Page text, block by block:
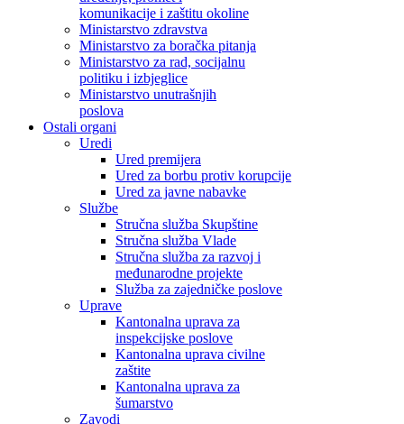
komunikacije i zaštitu okoline
Ministarstvo zdravstva
Ministarstvo za boračka pitanja
Ministarstvo za rad, socijalnu
politiku i izbjeglice
Ministarstvo unutrašnjih
poslova
Ostali organi
Uredi
Ured premijera
Ured za borbu protiv korupcije
Ured za javne nabavke
Službe
Stručna služba Skupštine
Stručna služba Vlade
Stručna služba za razvoj i
međunarodne projekte
Služba za zajedničke poslove
Uprave
Kantonalna uprava za
inspekcijske poslove
Kantonalna uprava civilne
zaštite
Kantonalna uprava za
šumarstvo
Zavodi